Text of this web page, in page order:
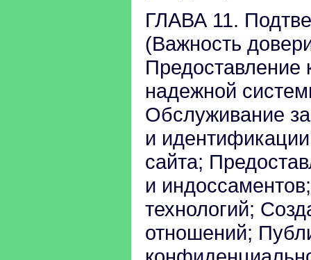
ГЛАВА 11.
(Важность
Предоставление
надежной
Обслуживание
и
сайта;
и
технологий;
отношений;